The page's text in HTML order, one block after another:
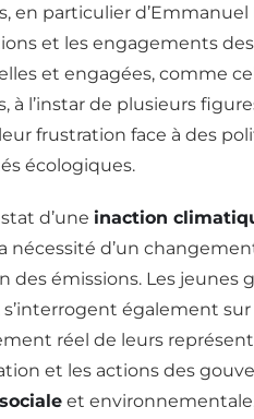
en particulier
et les engagements
et engagées, comme
à l’instar de plusieurs
frustration face à des
écologiques.
d’une inaction
nécessité d’un
des émissions. Les jeunes
s’interrogent également
réel de leurs
et les actions des
et